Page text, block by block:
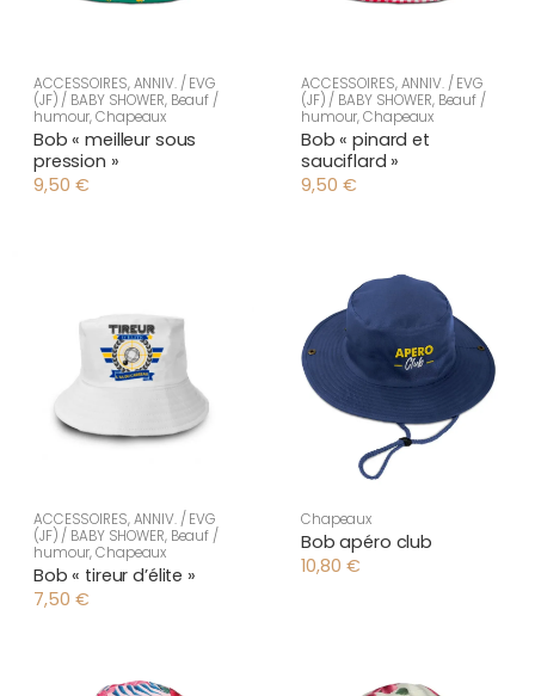
ACCESSOIRES,ANNIV. / EVG
(JF) / BABY SHOWER, Beauf /
humour,Chapeaux
Bob « meilleur sous
pression »
9,50 €
ACCESSOIRES,ANNIV. / EVG
(JF) / BABY SHOWER, Beauf /
humour,Chapeaux
Bob « pinard et
sauciflard »
9,50 €
ACCESSOIRES,ANNIV. / EVG
(JF) / BABY SHOWER, Beauf /
humour,Chapeaux
Bob « tireur d’élite »
7,50 €
Chapeaux
Bob apéro club
10,80 €